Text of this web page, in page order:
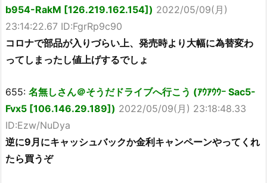
b954-RakM [126.219.162.154]) 2022/05/09(月)
23:14:22.67 ID:FgrRp9c90
コロナで部品が入りづらい上、発売時より大幅に為替変わ
ってしまったし値上げするでしょ
655: 名無しさん＠そうだドライブへ行こう (ｱｳｱｳｳｰ Sac5-
Fvx5 [106.146.29.189]) 2022/05/09(月) 23:18:48.33
ID:Ezw/NuDya
逆に9月にキャッシュバックか金利キャンペーンやってくれ
たら買うぞ